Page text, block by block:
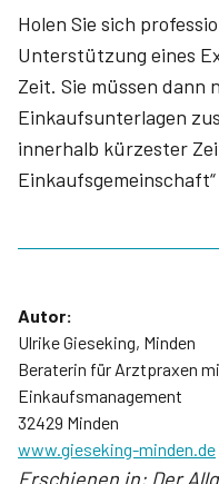
Holen Sie sich
Unterstützung eines
Zeit. Sie müssen dann
Einkaufsunterlagen
innerhalb kürzester
Autor:
Ulrike Gieseking, Minden
Beraterin für Arztpraxen
Einkaufsmanagement
32429 Minden
www.gieseking-minden.de
Erschienen in: Der